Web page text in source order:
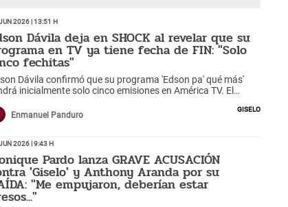
2026 | 13:51 h
Dávila deja en SHOCK al revelar que su
en TV ya tiene fecha de FIN: "Solo
fechitas"
Dávila confirmó que su programa 'Edson pa' qué más'
inicialmente solo cinco emisiones en América TV. El
el respaldo de Cuto Guadalupe.
Enmanuel Panduro
Giselo
2026 | 9:43 h
Pardo lanza GRAVE ACUSACIÓN
'Giselo' y Anthony Aranda por su
"Me empujaron, deberían estar